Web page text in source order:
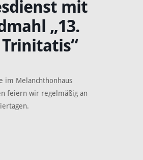
mit
„13.
Trinitatis“
im Melanchthonhaus
feiern wir regelmäßig an